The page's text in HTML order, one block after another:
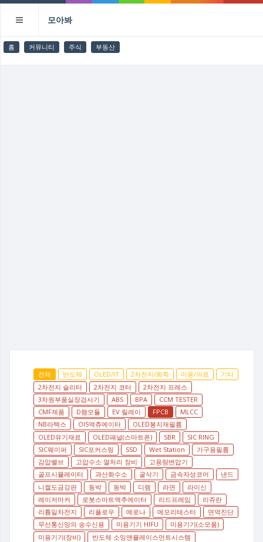
모아봐
홈 커뮤니티 주식 부동산
전체 반도체 OLED/IT 2차전지/화학 미용/의료
기타
2차전지 슬리터
2차전지 코터
2차전지 프레스
3차원부품실장검사기
ABS BPA
CCM TESTER
CMF제품
D램모듈 EV 릴레이 FPCB
MLCC
NB라텍스
OIS액츄에이터
OLED봉지재필름
OLED유기재료
OLED패널(스마트폰) SBR
SIC RING
SIC웨이퍼
SIC포커스링 SSD Wet Station
가구용필름
감압밸브
고압수소 열처리 장비
고용량변압기
골프시뮬레이터
과산화수소 굴삭기 금속자성코어
낸드
니켈도금강판
동박 동박 디램 라면
라이신
레이저마커
로봇스마트액추에이터 리드프레임
리쥬란
리튬일차전지
리플로우 메로나 메모리테스터
면역진단
무선통신망의 송수신용
미용기기 HIFU
미용기기(소모품)
미용기기(장비)
반도체 소잉앤플레이스먼트시스템